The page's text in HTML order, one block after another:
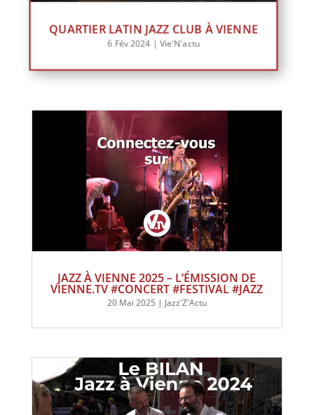
QUARTIER LATIN JAZZ CLUB À VIENNE
6 Fév 2024 | Vie'N'actu
JAZZ À VIENNE 2025 – L’ÉMISSION DE
VIENNE.TV #CONCERT #FESTIVAL #JAZZ
20 Mai 2025 | Jazz'Z'Actu